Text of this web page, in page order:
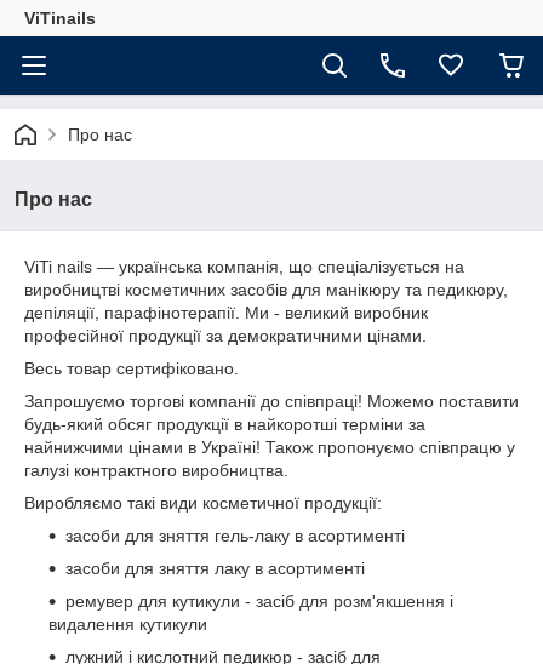
ViTinails
Про нас
Про нас
ViTi nails — українська компанія, що спеціалізується на
виробництві косметичних засобів для манікюру та педикюру,
депіляції, парафінотерапії. Ми - великий виробник
професійної продукції за демократичними цінами.
Весь товар сертифіковано.
Запрошуємо торгові компанії до співпраці! Можемо поставити
будь-який обсяг продукції в найкоротші терміни за
найнижчими цінами в Україні! Також пропонуємо співпрацю у
галузі контрактного виробництва.
Виробляємо такі види косметичної продукції:
засоби для зняття гель-лаку в асортименті
засоби для зняття лаку в асортименті
ремувер для кутикули - засіб для розм'якшення і
видалення кутикули
лужний і кислотний педикюр - засіб для